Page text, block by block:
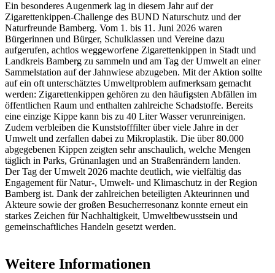
Ein besonderes Augenmerk lag in diesem Jahr auf der
Zigarettenkippen-Challenge des BUND Naturschutz und der
Naturfreunde Bamberg. Vom 1. bis 11. Juni 2026 waren
Bürgerinnen und Bürger, Schulklassen und Vereine dazu
aufgerufen, achtlos weggeworfene Zigarettenkippen in Stadt und
Landkreis Bamberg zu sammeln und am Tag der Umwelt an einer
Sammelstation auf der Jahnwiese abzugeben. Mit der Aktion sollte
auf ein oft unterschätztes Umweltproblem aufmerksam gemacht
werden: Zigarettenkippen gehören zu den häufigsten Abfällen im
öffentlichen Raum und enthalten zahlreiche Schadstoffe. Bereits
eine einzige Kippe kann bis zu 40 Liter Wasser verunreinigen.
Zudem verbleiben die Kunststofffilter über viele Jahre in der
Umwelt und zerfallen dabei zu Mikroplastik. Die über 80.000
abgegebenen Kippen zeigten sehr anschaulich, welche Mengen
täglich in Parks, Grünanlagen und an Straßenrändern landen.
Der Tag der Umwelt 2026 machte deutlich, wie vielfältig das
Engagement für Natur-, Umwelt- und Klimaschutz in der Region
Bamberg ist. Dank der zahlreichen beteiligten Akteurinnen und
Akteure sowie der großen Besucherresonanz konnte erneut ein
starkes Zeichen für Nachhaltigkeit, Umweltbewusstsein und
gemeinschaftliches Handeln gesetzt werden.
Weitere Informationen